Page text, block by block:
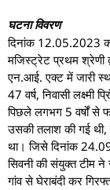
घटना विवरण
दिनांक 12.05.2023 को
मजिस्ट्रेट प्रथम श्रेणी
एन.आई. एक्ट में जारी
47 वर्ष, निवासी लक्ष्मी
पिछले लगभग 5 वर्षों से
उसकी तलाश की गई थी,
था। जिसे दिनांक
सिवनी की संयुक्त टीम
गांव से घेराबंदी कर